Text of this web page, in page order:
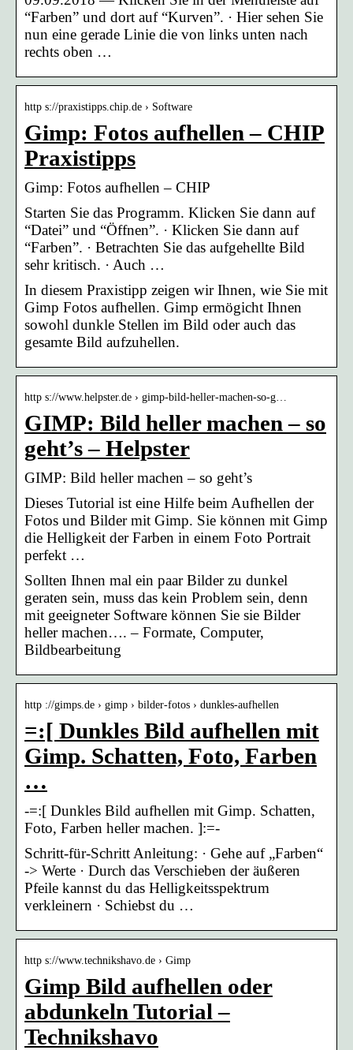
“Farben” und dort auf “Kurven”. · Hier sehen Sie
nun eine gerade Linie die von links unten nach
rechts oben …
http s://praxistipps.chip.de › Software
Gimp: Fotos aufhellen – CHIP
Praxistipps
Gimp: Fotos aufhellen – CHIP
Starten Sie das Programm. Klicken Sie dann auf
“Datei” und “Öffnen”. · Klicken Sie dann auf
“Farben”. · Betrachten Sie das aufgehellte Bild
sehr kritisch. · Auch …
In diesem Praxistipp zeigen wir Ihnen, wie Sie mit
Gimp Fotos aufhellen. Gimp ermögicht Ihnen
sowohl dunkle Stellen im Bild oder auch das
gesamte Bild aufzuhellen.
http s://www.helpster.de › gimp-bild-heller-machen-so-g…
GIMP: Bild heller machen – so
geht’s – Helpster
GIMP: Bild heller machen – so geht’s
Dieses Tutorial ist eine Hilfe beim Aufhellen der
Fotos und Bilder mit Gimp. Sie können mit Gimp
die Helligkeit der Farben in einem Foto Portrait
perfekt …
Sollten Ihnen mal ein paar Bilder zu dunkel
geraten sein, muss das kein Problem sein, denn
mit geeigneter Software können Sie sie Bilder
heller machen…. – Formate, Computer,
Bildbearbeitung
http ://gimps.de › gimp › bilder-fotos › dunkles-aufhellen
=:[ Dunkles Bild aufhellen mit
Gimp. Schatten, Foto, Farben
…
-=:[ Dunkles Bild aufhellen mit Gimp. Schatten,
Foto, Farben heller machen. ]:=-
Schritt-für-Schritt Anleitung: · Gehe auf „Farben“
-> Werte · Durch das Verschieben der äußeren
Pfeile kannst du das Helligkeitsspektrum
verkleinern · Schiebst du …
http s://www.technikshavo.de › Gimp
Gimp Bild aufhellen oder
abdunkeln Tutorial –
Technikshavo